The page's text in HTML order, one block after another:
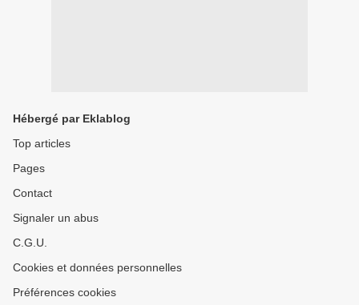
Hébergé par Eklablog
Top articles
Pages
Contact
Signaler un abus
C.G.U.
Cookies et données personnelles
Préférences cookies